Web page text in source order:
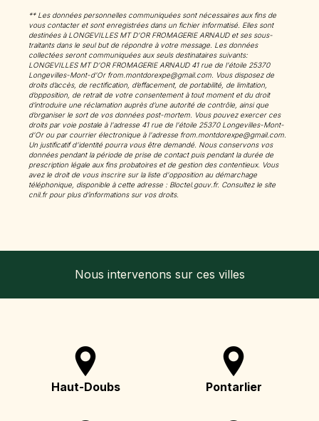
** Les données personnelles communiquées sont nécessaires aux fins de
vous contacter et sont enregistrées dans un fichier informatisé. Elles sont
destinées à LONGEVILLES MT D'OR FROMAGERIE ARNAUD et ses sous-
traitants dans le seul but de répondre à votre message. Les données
collectées seront communiquées aux seuls destinataires suivants:
LONGEVILLES MT D'OR FROMAGERIE ARNAUD 41 rue de l'étoile 25370
Longevilles-Mont-d'Or from.montdorexpe@gmail.com. Vous disposez de
droits d’accès, de rectification, d’effacement, de portabilité, de limitation,
d’opposition, de retrait de votre consentement à tout moment et du droit
d’introduire une réclamation auprès d’une autorité de contrôle, ainsi que
d’organiser le sort de vos données post-mortem. Vous pouvez exercer ces
droits par voie postale à l'adresse 41 rue de l'étoile 25370 Longevilles-Mont-
d'Or ou par courrier électronique à l'adresse from.montdorexpe@gmail.com.
Un justificatif d'identité pourra vous être demandé. Nous conservons vos
données pendant la période de prise de contact puis pendant la durée de
prescription légale aux fins probatoires et de gestion des contentieux. Vous
avez le droit de vous inscrire sur la liste d'opposition au démarchage
téléphonique, disponible à cette adresse : Bloctel.gouv.fr. Consultez le site
cnil.fr pour plus d’informations sur vos droits.
Nous intervenons sur ces villes
Haut-Doubs Pontarlier